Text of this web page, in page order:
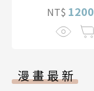
NT$ 1200
漫畫最新